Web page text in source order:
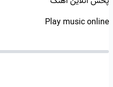
Play music online